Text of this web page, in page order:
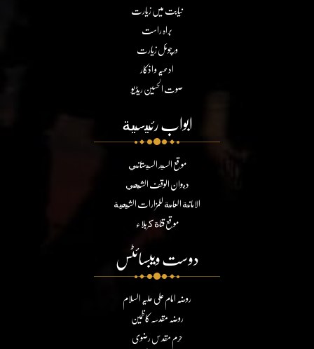
نیابت میں زیارت
براہ راست
ورچوئل زیارت
ادعیہ و اذکار
صوت الحسین ریڈیو
ابواب رئيسية
موقع السيد السيستاني
ديوان الوقف الشيعي
الامانة العامة للمزارات الشيعية
موقع قناة كربلاء
دوست ویبسائٹس
روضہ امام علی علیہ السلام
روضہ مقدسہ کاظمین
حرم مقدس رضوی